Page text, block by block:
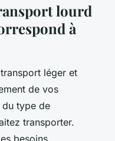
lourd
à
léger et
de vos
type de
transporter.
besoins